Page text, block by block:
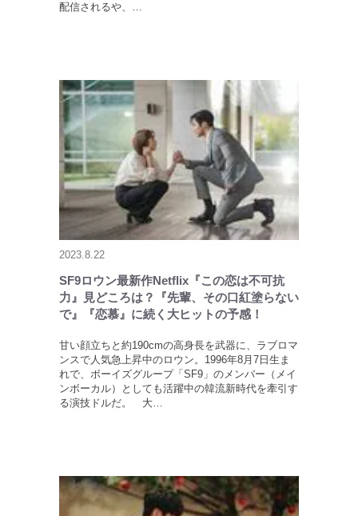
配信されるや、…
2023.8.22
SF9ロウン最新作Netflix『この恋は不可抗
力』見どころは？『先輩、その口紅塗らない
で』『恋慕』に続く大ヒットの予感！
甘い顔立ちと約190cmの高身長を武器に、ラブロマ
ンスで人気急上昇中のロウン。1996年8月7日生ま
れで、ボーイズグループ「SF9」のメンバー（メイ
ンボーカル）としても活躍中の韓流新時代を牽引す
る演技ドルだ。 大…